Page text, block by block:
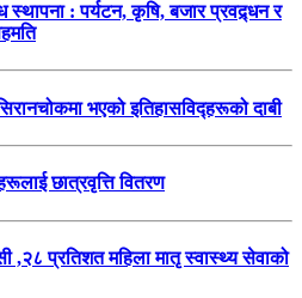
स्थापना : पर्यटन, कृषि, बजार प्रवद्र्धन र
भएको इतिहासविद्हरूको दाबी
छात्रवृत्ति वितरण
,२८ प्रतिशत महिला मातृ स्वास्थ्य सेवाको